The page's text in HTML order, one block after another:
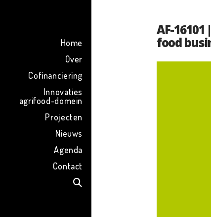
Home
Over
Cofinanciering
Innovaties
agrifood-domein
Projecten
Nieuws
Agenda
Contact
AF-
food